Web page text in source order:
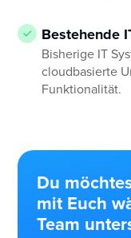
Bestehende
Bisherige IT
cloudbasierte
Funktionalität.
Du
mit Euch
Team